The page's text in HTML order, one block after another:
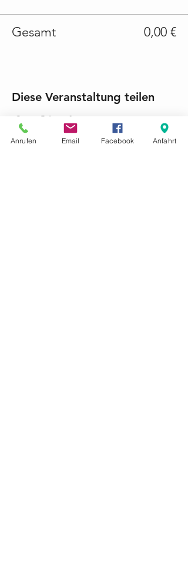
Gesamt 0,00 €
Diese Veranstaltung teilen
Anrufen Email Facebook Anfahrt